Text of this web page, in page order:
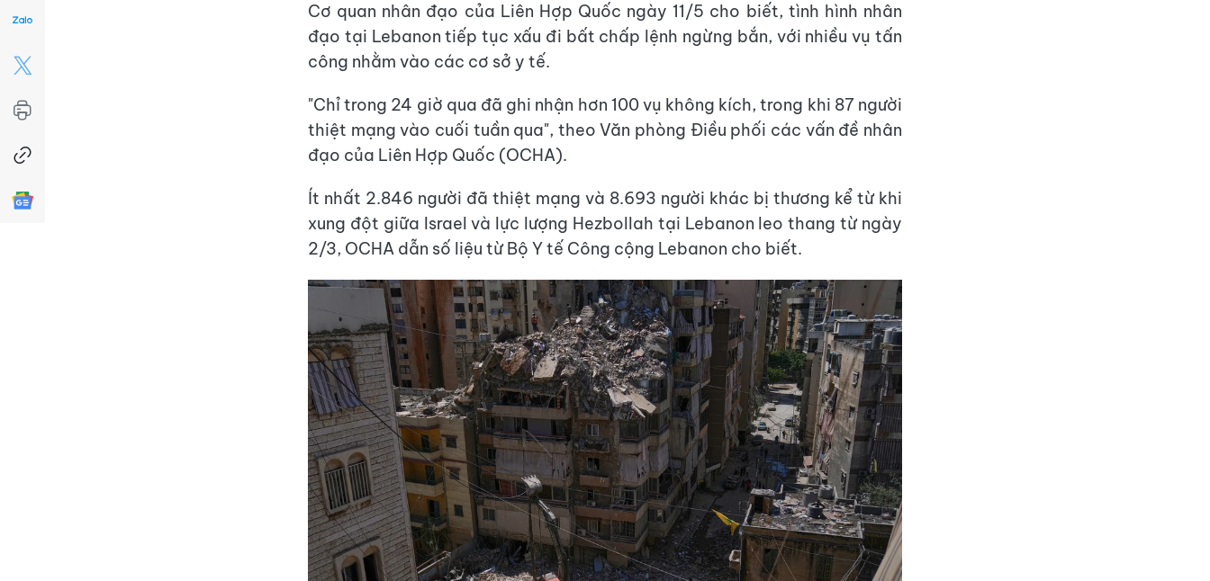
Cơ quan nhân đạo của Liên Hợp Quốc ngày 11/5 cho biết, tình hình nhân
đạo tại Lebanon tiếp tục xấu đi bất chấp lệnh ngừng bắn, với nhiều vụ tấn
công nhằm vào các cơ sở y tế.
"Chỉ trong 24 giờ qua đã ghi nhận hơn 100 vụ không kích, trong khi 87 người
thiệt mạng vào cuối tuần qua", theo Văn phòng Điều phối các vấn đề nhân
đạo của Liên Hợp Quốc (OCHA).
Ít nhất 2.846 người đã thiệt mạng và 8.693 người khác bị thương kể từ khi
xung đột giữa Israel và lực lượng Hezbollah tại Lebanon leo thang từ ngày
2/3, OCHA dẫn số liệu từ Bộ Y tế Công cộng Lebanon cho biết.